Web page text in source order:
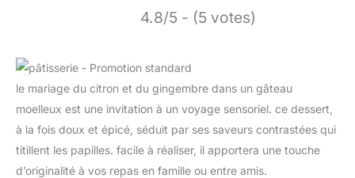
4.8/5 - (5 votes)
le mariage du citron et du gingembre dans un gâteau
moelleux est une invitation à un voyage sensoriel. ce dessert,
à la fois doux et épicé, séduit par ses saveurs contrastées qui
titillent les papilles. facile à réaliser, il apportera une touche
d’originalité à vos repas en famille ou entre amis.